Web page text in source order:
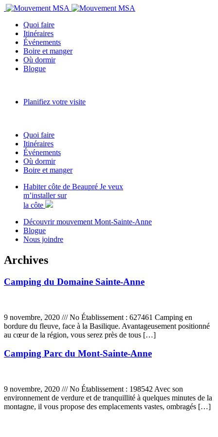
Quoi faire
Itinéraires
Événements
Boire et manger
Où dormir
Blogue
Planifiez votre visite
Quoi faire
Itinéraires
Événements
Où dormir
Boire et manger
Habiter côte de Beaupré Je veux
m’installer sur
la côte
Découvrir mouvement Mont-Sainte-Anne
Blogue
Nous joindre
Archives
Camping du Domaine Sainte-Anne
9 novembre, 2020 ///No Établissement : 627461 Camping en
bordure du fleuve, face à la Basilique. Avantageusement positionné
au cœur de la région, vous serez près de tous […]
Camping Parc du Mont-Sainte-Anne
9 novembre, 2020 ///No Établissement : 198542 Avec son
environnement de verdure et de tranquillité à quelques minutes de la
montagne, il vous propose des emplacements vastes, ombragés […]